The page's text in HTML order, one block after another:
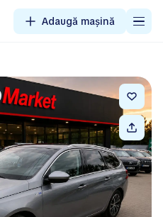
Adaugă mașină